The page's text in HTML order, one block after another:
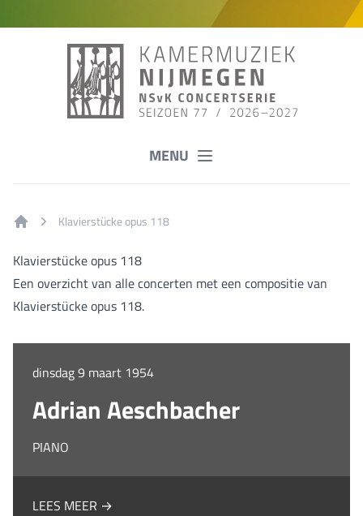
MENU
Klavierstücke opus 118
Klavierstücke opus 118
Een overzicht van alle concerten met een compositie van
Klavierstücke opus 118.
dinsdag 9 maart 1954
Adrian Aeschbacher
PIANO
LEES MEER →